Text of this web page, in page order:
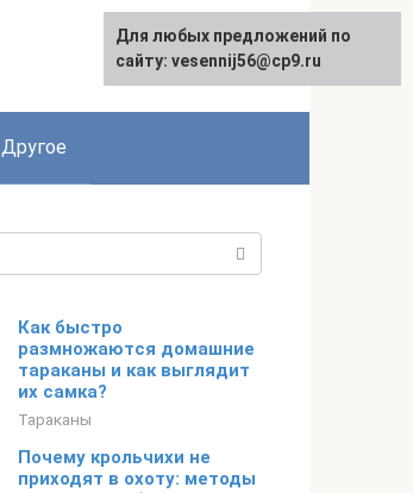
English
Другое
Как быстро
размножаются домашние
тараканы и как выглядит
их самка?
Тараканы
Почему крольчихи не
приходят в охоту: методы
Для любых предложений по
сайту: vesennij56@cp9.ru